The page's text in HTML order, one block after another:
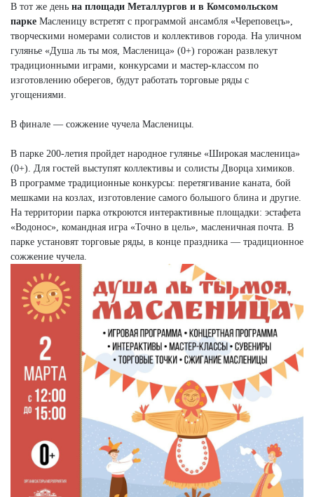
В тот же день на площади Металлургов и в Комсомольском
парке Масленицу встретят с программой ансамбля «Череповецъ»,
творческими номерами солистов и коллективов города. На уличном
гулянье «Душа ль ты моя, Масленица» (0+) горожан развлекут
традиционными играми, конкурсами и мастер-классом по
изготовлению оберегов, будут работать торговые ряды с
угощениями.
В финале — сожжение чучела Масленицы.
В парке 200-летия пройдет народное гулянье «Широкая масленица»
(0+). Для гостей выступят коллективы и солисты Дворца химиков.
В программе традиционные конкурсы: перетягивание каната, бой
мешками на козлах, изготовление самого большого блина и другие.
На территории парка откроются интерактивные площадки: эстафета
«Водонос», командная игра «Точно в цель», масленичная почта. В
парке установят торговые ряды, в конце праздника — традиционное
сожжение чучела.